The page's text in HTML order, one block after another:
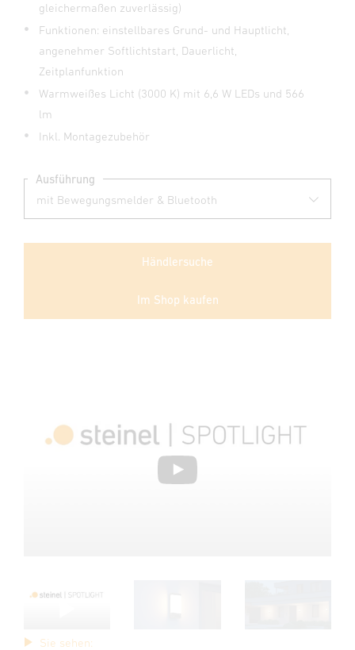
gleichermaßen zuverlässig)
Funktionen: einstellbares Grund- und Hauptlicht,
angenehmer Softlichtstart, Dauerlicht,
Zeitplanfunktion
Warmweißes Licht (3000 K) mit 6,6 W LEDs und 566
lm
Inkl. Montagezubehör
Ausführung
Händlersuche
Im Shop kaufen
Sie sehen: